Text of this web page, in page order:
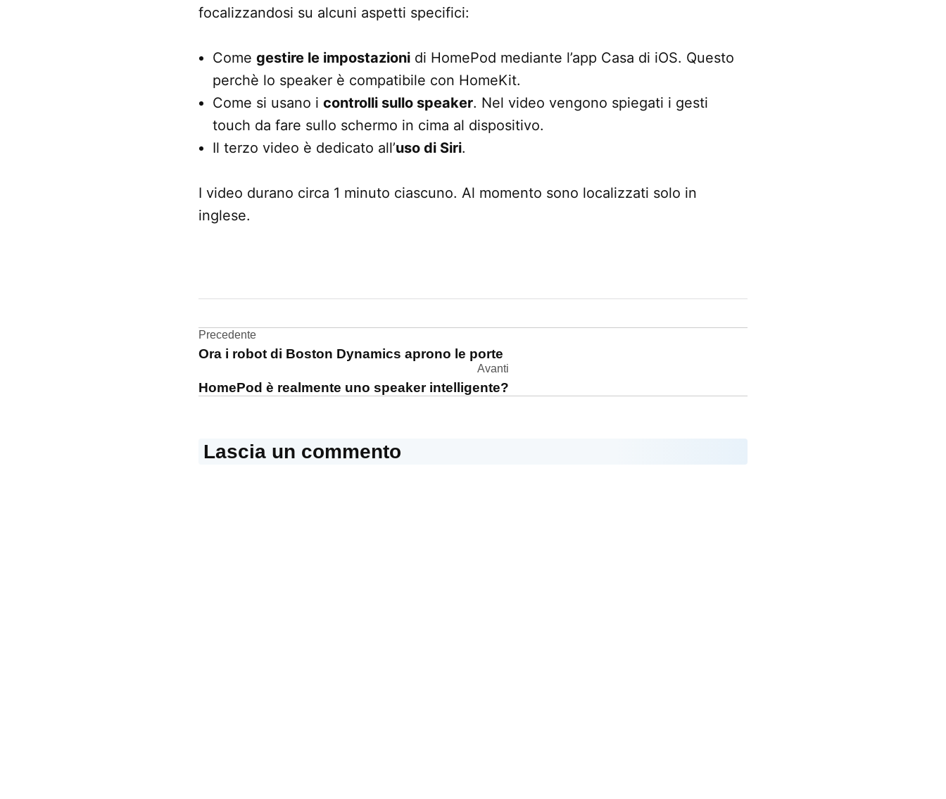
focalizzandosi su alcuni aspetti specifici:
Come gestire le impostazioni di HomePod mediante l’app Casa di iOS. Questo
perchè lo speaker è compatibile con HomeKit.
Come si usano i controlli sullo speaker. Nel video vengono spiegati i gesti
touch da fare sullo schermo in cima al dispositivo.
Il terzo video è dedicato all’uso di Siri.
I video durano circa 1 minuto ciascuno. Al momento sono localizzati solo in
inglese.
tutorial
Navigazione
Precedente
Ora i robot di Boston Dynamics aprono le porte
Avanti
HomePod è realmente uno speaker intelligente?
Lascia un commento